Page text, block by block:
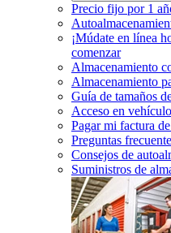
Precio fijo por 1
¡Múdate en línea
comenzar
Almacenamiento
Almacenamiento
Guía de tamaños
Acceso en
Pagar mi factura
Preguntas
Consejos de
Suministros de